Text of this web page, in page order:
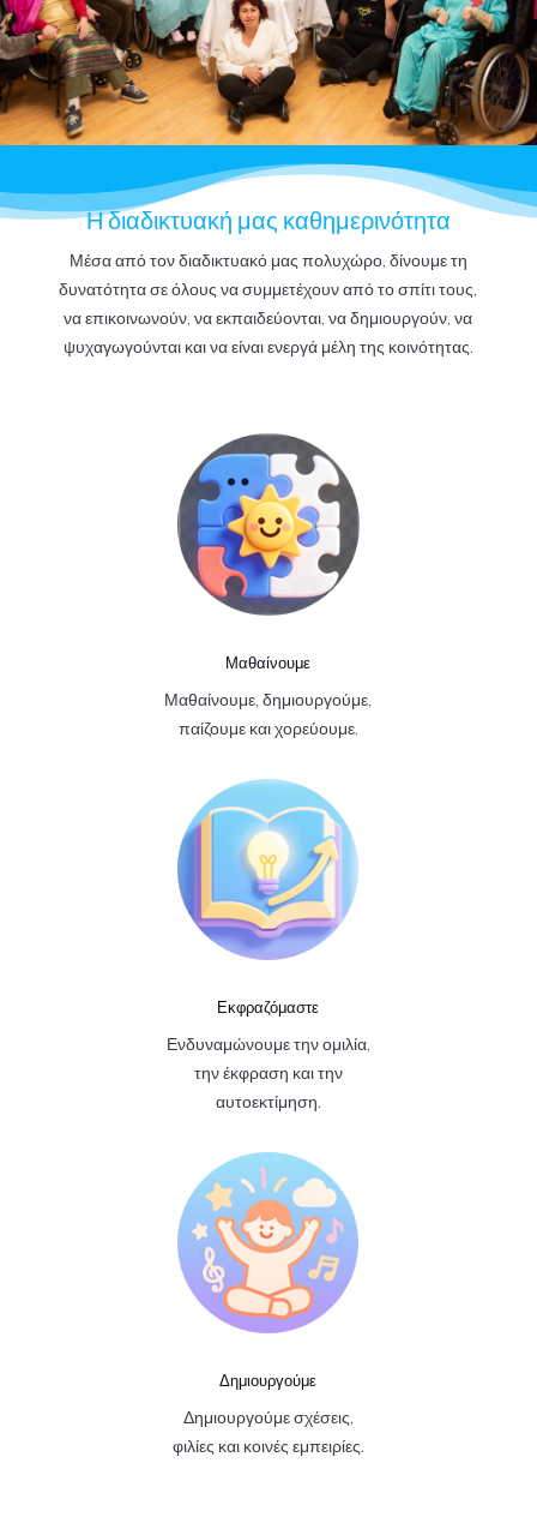
Η διαδικτυακή μας καθημερινότητα
Μέσα από τον διαδικτυακό μας πολυχώρο, δίνουμε τη
δυνατότητα σε όλους να συμμετέχουν από το σπίτι τους,
να επικοινωνούν, να εκπαιδεύονται, να δημιουργούν, να
ψυχαγωγούνται και να είναι ενεργά μέλη της κοινότητας.
Μαθαίνουμε
Μαθαίνουμε, δημιουργούμε,
παίζουμε και χορεύουμε.
Εκφραζόμαστε
Ενδυναμώνουμε την ομιλία,
την έκφραση και την
αυτοεκτίμηση.
Δημιουργούμε
Δημιουργούμε σχέσεις,
φιλίες και κοινές εμπειρίες.